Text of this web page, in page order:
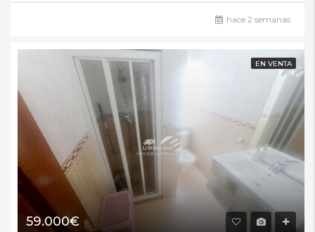
hace 2 semanas
EN VENTA
59.000€